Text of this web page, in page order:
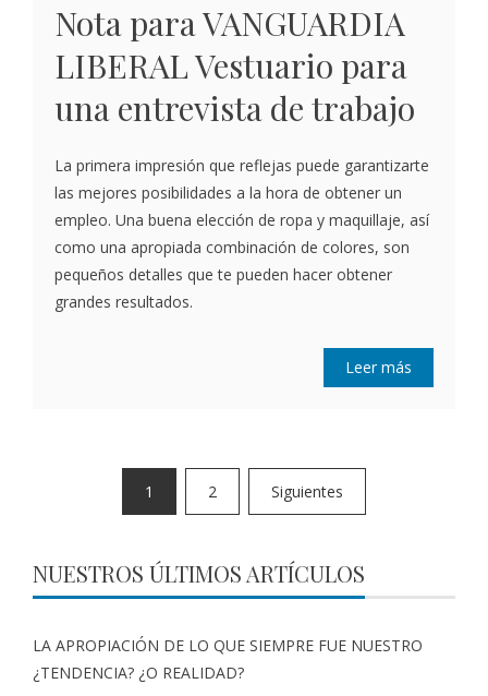
Nota para VANGUARDIA
LIBERAL Vestuario para
una entrevista de trabajo
La primera impresión que reflejas puede garantizarte
las mejores posibilidades a la hora de obtener un
empleo. Una buena elección de ropa y maquillaje, así
como una apropiada combinación de colores, son
pequeños detalles que te pueden hacer obtener
grandes resultados.
Leer más
1 2 Siguientes
NUESTROS ÚLTIMOS ARTÍCULOS
LA APROPIACIÓN DE LO QUE SIEMPRE FUE NUESTRO
¿TENDENCIA? ¿O REALIDAD?